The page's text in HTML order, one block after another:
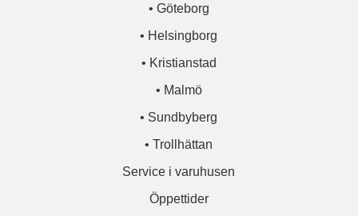
• Göteborg
• Helsingborg
• Kristianstad
• Malmö
• Sundbyberg
• Trollhättan
Service i varuhusen
Öppettider